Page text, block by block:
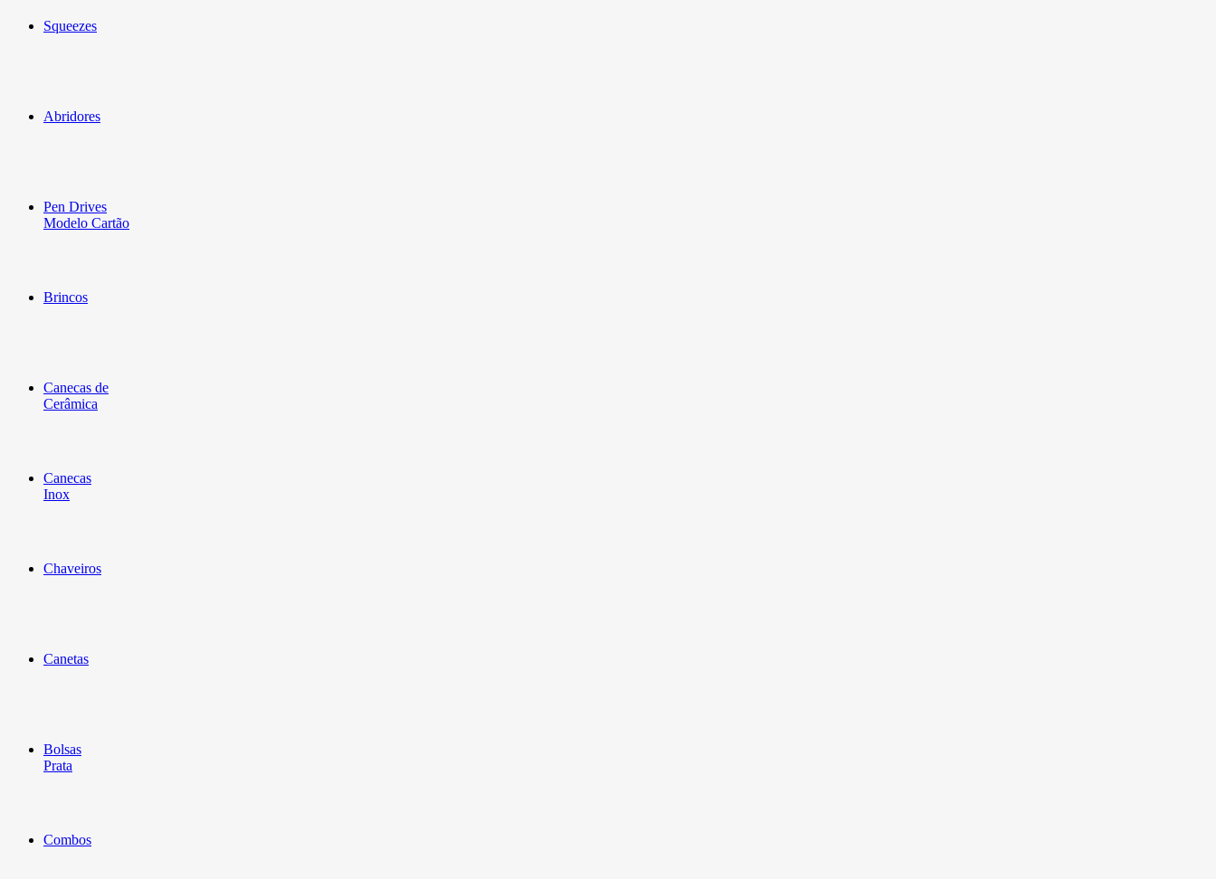
Squeezes
Abridores
Pen Drives
Modelo Cartão
Brincos
Canecas de
Cerâmica
Canecas
Inox
Chaveiros
Canetas
Bolsas
Prata
Combos